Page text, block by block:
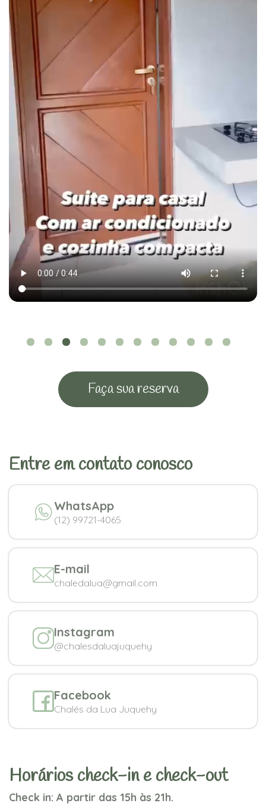
Faça sua reserva
Entre em contato conosco
WhatsApp
(12) 99721-4065
E-mail
chaledalua@gmail.com
Instagram
@chalesdaluajuquehy
Facebook
Chalés da Lua Juquehy
Horários check-in e check-out
Check in: A partir das 15h às 21h.